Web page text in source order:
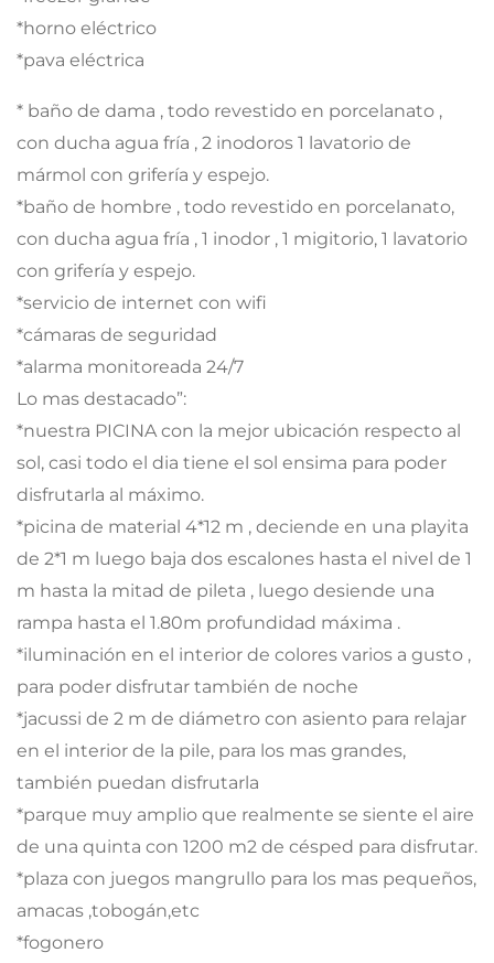
*horno eléctrico
*pava eléctrica
* baño de dama , todo revestido en porcelanato ,
con ducha agua fría , 2 inodoros 1 lavatorio de
mármol con grifería y espejo.
*baño de hombre , todo revestido en porcelanato,
con ducha agua fría , 1 inodor , 1 migitorio, 1 lavatorio
con grifería y espejo.
*servicio de internet con wifi
*cámaras de seguridad
*alarma monitoreada 24/7
Lo mas destacado”:
*nuestra PICINA con la mejor ubicación respecto al
sol, casi todo el dia tiene el sol ensima para poder
disfrutarla al máximo.
*picina de material 4*12 m , deciende en una playita
de 2*1 m luego baja dos escalones hasta el nivel de 1
m hasta la mitad de pileta , luego desiende una
rampa hasta el 1.80m profundidad máxima .
*iluminación en el interior de colores varios a gusto ,
para poder disfrutar también de noche
*jacussi de 2 m de diámetro con asiento para relajar
en el interior de la pile, para los mas grandes,
también puedan disfrutarla
*parque muy amplio que realmente se siente el aire
de una quinta con 1200 m2 de césped para disfrutar.
*plaza con juegos mangrullo para los mas pequeños,
amacas ,tobogán,etc
*fogonero